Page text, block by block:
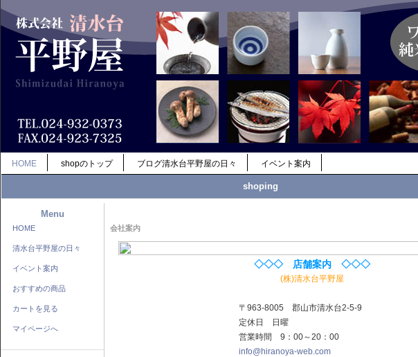
HOME shopのトップ ブログ清水台平野屋の日々 イベント案内
shoping
Menu
HOME
清水台平野屋の日々
イベント案内
おすすめの商品
カートを見る
マイページへ
会社案内
◇◇◇ 店舗案内 ◇◇◇
(株)清水台平野屋
〒963-8005 郡山市清水台2-5-9
定休日 日曜
営業時間 9：00～20：00
info@hiranoya-web.com